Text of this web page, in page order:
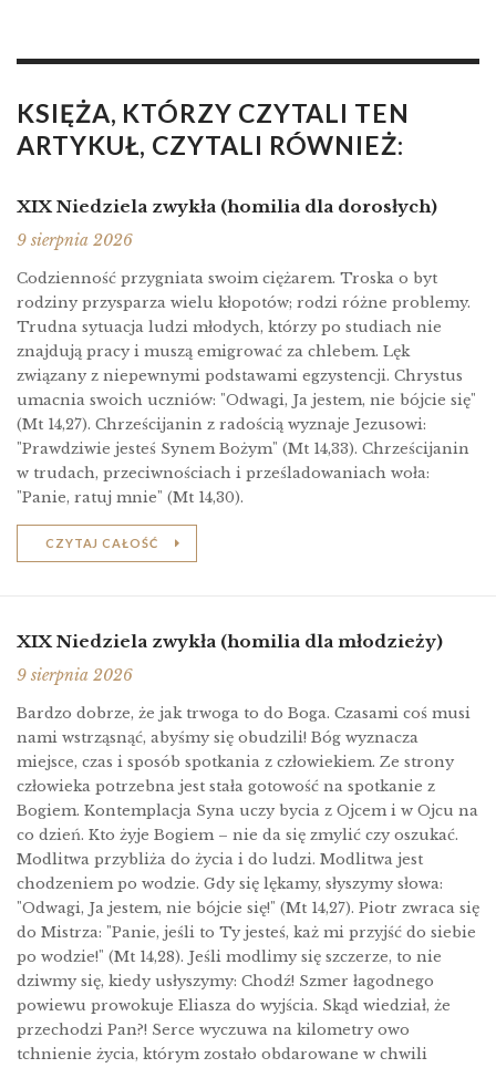
KSIĘŻA, KTÓRZY CZYTALI TEN
ARTYKUŁ, CZYTALI RÓWNIEŻ:
XIX Niedziela zwykła (homilia dla dorosłych)
9 sierpnia 2026
Codzienność przygniata swoim ciężarem. Troska o byt
rodziny przysparza wielu kłopotów; rodzi różne problemy.
Trudna sytuacja ludzi młodych, którzy po studiach nie
znajdują pracy i muszą emigrować za chlebem. Lęk
związany z niepewnymi podstawami egzystencji. Chrystus
umacnia swoich uczniów: "Odwagi, Ja jestem, nie bójcie się"
(Mt 14,27). Chrześcijanin z radością wyznaje Jezusowi:
"Prawdziwie jesteś Synem Bożym" (Mt 14,33). Chrześcijanin
w trudach, przeciwnościach i prześladowaniach woła:
"Panie, ratuj mnie" (Mt 14,30).
CZYTAJ CAŁOŚĆ
XIX Niedziela zwykła (homilia dla młodzieży)
9 sierpnia 2026
Bardzo dobrze, że jak trwoga to do Boga. Czasami coś musi
nami wstrząsnąć, abyśmy się obudzili! Bóg wyznacza
miejsce, czas i sposób spotkania z człowiekiem. Ze strony
człowieka potrzebna jest stała gotowość na spotkanie z
Bogiem. Kontemplacja Syna uczy bycia z Ojcem i w Ojcu na
co dzień. Kto żyje Bogiem – nie da się zmylić czy oszukać.
Modlitwa przybliża do życia i do ludzi. Modlitwa jest
chodzeniem po wodzie. Gdy się lękamy, słyszymy słowa:
"Odwagi, Ja jestem, nie bójcie się!" (Mt 14,27). Piotr zwraca się
do Mistrza: "Panie, jeśli to Ty jesteś, każ mi przyjść do siebie
po wodzie!" (Mt 14,28). Jeśli modlimy się szczerze, to nie
dziwmy się, kiedy usłyszymy: Chodź! Szmer łagodnego
powiewu prowokuje Eliasza do wyjścia. Skąd wiedział, że
przechodzi Pan?! Serce wyczuwa na kilometry owo
tchnienie życia, którym zostało obdarowane w chwili